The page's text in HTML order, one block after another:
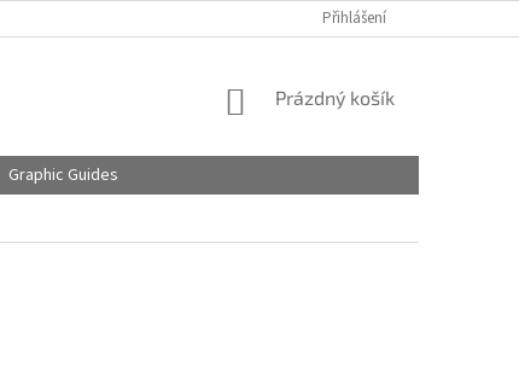
Přihlášení
NÁKUPNÍ
Prázdný košík
Graphic Guides